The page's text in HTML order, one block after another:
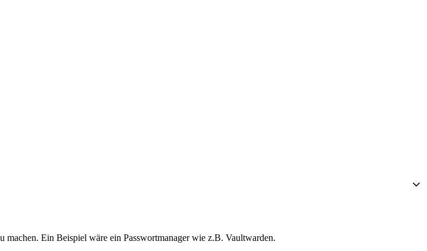
machen. Ein Beispiel wäre ein Passwortmanager wie z.B. Vaultwarden.